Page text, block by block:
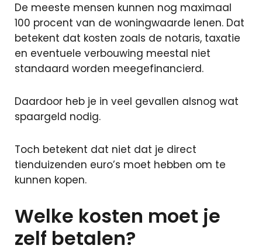
De meeste mensen kunnen nog maximaal
100 procent van de woningwaarde lenen. Dat
betekent dat kosten zoals de notaris, taxatie
en eventuele verbouwing meestal niet
standaard worden meegefinancierd.
Daardoor heb je in veel gevallen alsnog wat
spaargeld nodig.
Toch betekent dat niet dat je direct
tienduizenden euro’s moet hebben om te
kunnen kopen.
Welke kosten moet je
zelf betalen?
Woning
verkopen
Woning
kopen
Taxaties
Over ons
Contact
Blog